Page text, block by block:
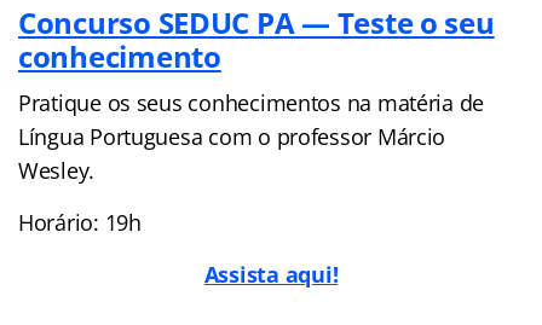
Concurso SEDUC PA — Teste o seu
conhecimento
Pratique os seus conhecimentos na matéria de
Língua Portuguesa com o professor Márcio
Wesley.
Horário: 19h
Assista aqui!